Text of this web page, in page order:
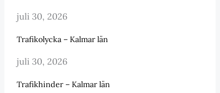
juli 30, 2026
Trafikolycka – Kalmar län
juli 30, 2026
Trafikhinder – Kalmar län